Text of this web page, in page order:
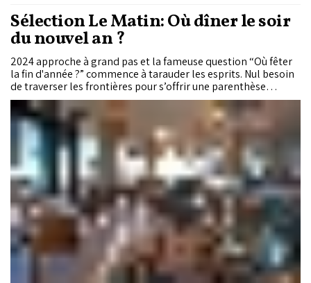
Sélection Le Matin: Où dîner le soir
du nouvel an ?
2024 approche à grand pas et la fameuse question “Où fêter
la fin d'année ?” commence à tarauder les esprits. Nul besoin
de traverser les frontières pour s’offrir une parenthèse
dépaysante, le Maroc rassemble un large choix de
destinations pour finir l’année en beauté. “Le Matin” a
sélectionné sept adresses pour vos célébrations.